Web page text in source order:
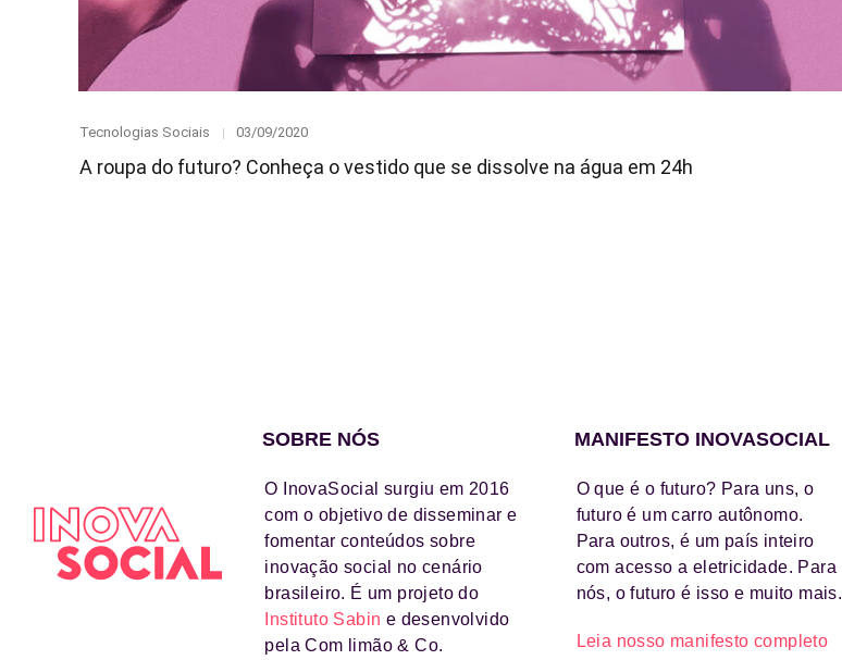
Category
Tecnologias Sociais
Posted
03/09/2020
A roupa do futuro? Conheça o vestido que se dissolve na água em 24h
SOBRE NÓS
O InovaSocial surgiu em 2016
com o objetivo de disseminar e
fomentar conteúdos sobre
inovação social no cenário
brasileiro. É um projeto do
Instituto Sabin e desenvolvido
pela Com limão & Co.
MANIFESTO INOVASOCIAL
O que é o futuro? Para uns, o
futuro é um carro autônomo.
Para outros, é um país inteiro
com acesso a eletricidade. Para
nós, o futuro é isso e muito mais.
Leia nosso manifesto completo